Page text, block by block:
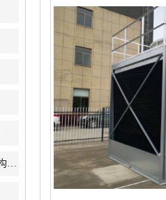
NTG系列逆流式工业型钢结构冷却塔